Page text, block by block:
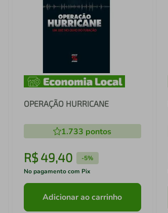
OPERAÇÃO HURRICANE
1.733 pontos
R$ 49,40 -5%
No pagamento com Pix
Adicionar ao carrinho